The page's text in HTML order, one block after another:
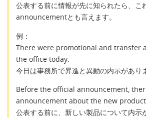
公表する前に情報が先に知られたら、
announcementとも言えます。
例：
There were promotional and transfer
the office today.
今日は事務所で昇進と異動の内示があり
Before the official announcement,
announcement about the new
公表する前に、新しい製品について内示